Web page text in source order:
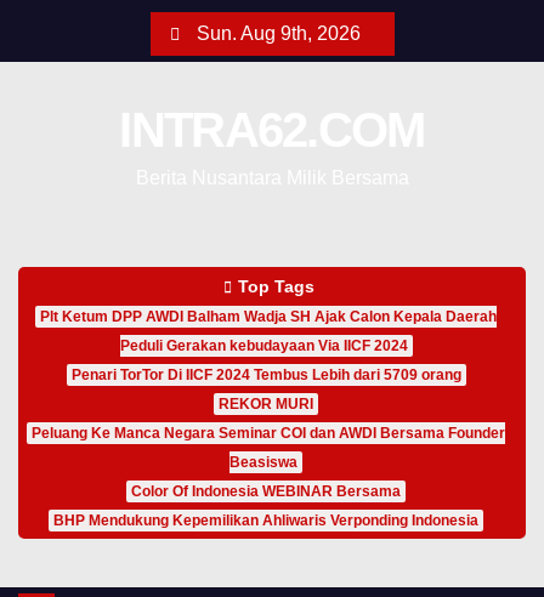
Sun. Aug 9th, 2026
Top Tags
Plt Ketum DPP AWDI Balham Wadja SH Ajak Calon Kepala Daerah
Peduli Gerakan kebudayaan Via IICF 2024
Penari TorTor Di IICF 2024 Tembus Lebih dari 5709 orang
REKOR MURI
Peluang Ke Manca Negara Seminar COI dan AWDI Bersama Founder
Beasiswa
Color Of Indonesia WEBINAR Bersama
BHP Mendukung Kepemilikan Ahliwaris Verponding Indonesia